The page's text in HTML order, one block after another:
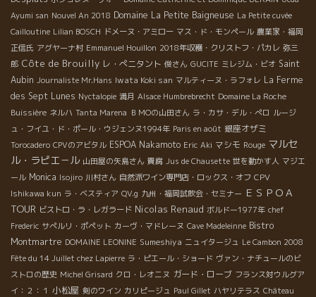
Ayumi san Nouvel An 2018 Domaine La Petite Baigneuse La Petite cuvée
Cailloutine Lilian BOSCH ドメーヌ・アミロー マス・ド・モンペール 農業家・福岡
正信氏 アグヤーナ村 Emmanuel Houillon 2018年収穫・クリストフ・パカレ 弥三
郎 Côte de Brouilly レ・ぺニタント 俊さん GUCITE ミレジム・ビオ Saint
Aubin Journaliste Mr.Hans Iwata Koki san マルティーヌ・ラフォレ La Ferme
des Sept Lunes Nyctalopie 満月 Alsace Humbrebrecht Domaine La Roche
Buissière ネルハ Tanta Marena ＢＭОの山田さん ラ・カサ・デル・ぺロ ルージ
ュ・フイユ・ド・ポール・ウジェンヌ1994年 Paris en août 銀座オザミ
Torocadero CPVのアビタル ESPOA Nakamoto Eric Aki マシモ Rouge マルセ
ル・ラピエ－ル 山田屋の矢島さん 貴腐 Jus de Chausette 世を動かす人 マジエ
ール Monica Isojiro 川村さん 自然派ワイン専門店・ロックス・オフ CPV
Ishikawa kun ラ・ベスティア QV.g 九州・福岡試飲会・セミナー ＥＳＰＯＡ
TOUR ビストロ・ラ・レガラード Nicolas Renaud ボルドー1977年 chef
Frederic サぺルリ・ポペット カーヴ・マドレーヌ Cave Madeleinne Bistro
Montmartre DOMAINE LEONINE Sumeshiya ニュイタージュ Le Cambon 2008
Fête du 14 Juillet chez Lapierre ラ・ピエール・ショード ヴァン・ナチュールのビ
ストロの歴史 Michel Grisard クロ・レオニヌ ガード・ローブ フランス対ウルグア
イ：２：１ 小松屋 剣のワイン カリピージュ Paul Gillet ハヤリテラス Château